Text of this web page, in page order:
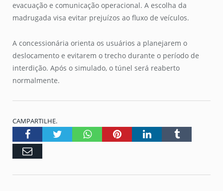
evacuação e comunicação operacional. A escolha da
madrugada visa evitar prejuízos ao fluxo de veículos.
A concessionária orienta os usuários a planejarem o
deslocamento e evitarem o trecho durante o período de
interdição. Após o simulado, o túnel será reaberto
normalmente.
CAMPARTILHE.
FacebookTwitterWhatsappPinterestLinkedInTumblr
Email